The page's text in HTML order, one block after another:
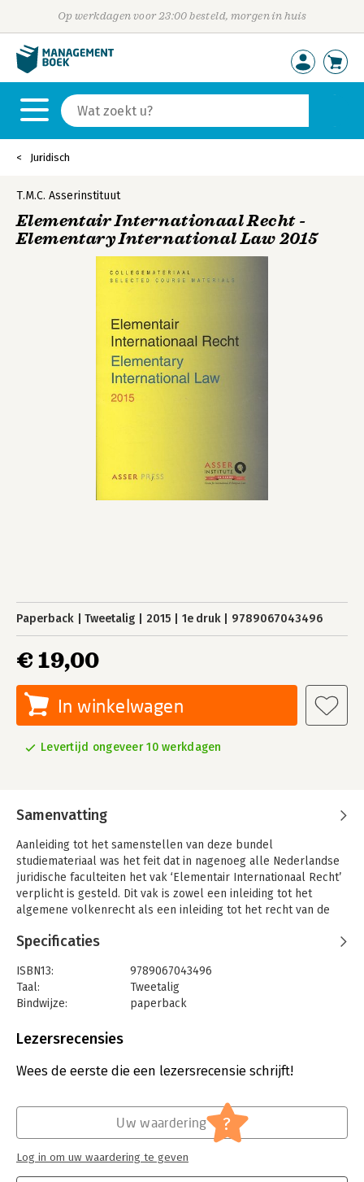
Op werkdagen voor 23:00 besteld, morgen in huis
Juridisch
T.M.C. Asserinstituut
Elementair Internationaal Recht -
Elementary International Law 2015
Paperback Tweetalig 2015 1e druk 9789067043496
€ 19,00
In winkelwagen
Levertijd ongeveer 10 werkdagen
Samenvatting
Aanleiding tot het samenstellen van deze bundel
studiemateriaal was het feit dat in nagenoeg alle Nederlandse
juridische faculteiten het vak ‘Elementair Internationaal Recht’
verplicht is gesteld. Dit vak is zowel een inleiding tot het
algemene volkenrecht als een inleiding tot het recht van de
selectie volkenrechtelijk basismateriaal. Daarnaast zijn die
groot belang zijn voor de doorwerking en de toepassing van
het internationale recht in de Nederlandse rechtsorde.
Specificaties
ISBN13:
9789067043496
Taal:
Tweetalig
Bindwijze:
paperback
Uitgever:
Verschijningsdatum:
31-7-2015
Internationaal recht - algemeen
Lezersrecensies
Wees de eerste die een lezersrecensie schrijft!
Uw waardering ?
Log in om uw waardering te geven